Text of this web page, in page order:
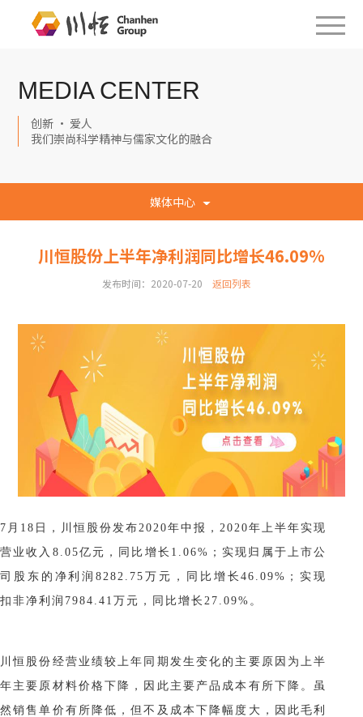
MEDIA CENTER
创新 · 爱人
我们崇尚科学精神与儒家文化的融合
媒体中心
川恒股份上半年净利润同比增长46.09%
发布时间：2020-07-20 返回列表
7月18日，川恒股份发布2020年中报，2020年上半年实现
营业收入8.05亿元，同比增长1.06%；实现归属于上市公
司股东的净利润8282.75万元，同比增长46.09%；实现
扣非净利润7984.41万元，同比增长27.09%。
川恒股份经营业绩较上年同期发生变化的主要原因为上半
年主要原材料价格下降，因此主要产品成本有所下降。虽
然销售单价有所降低，但不及成本下降幅度大，因此毛利